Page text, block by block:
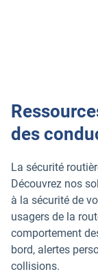
des
La sécurité
Découvrez nos
à la sécurité de
usagers de la
comportement
bord, alertes
collisions.